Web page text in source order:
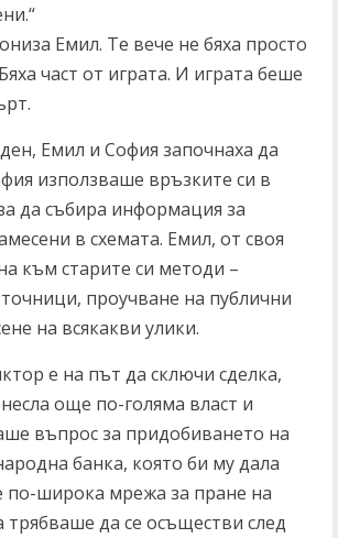
Емил. Те вече не бяха просто
част от играта. И играта беше
Емил и София започнаха да
използваше връзките си в
да събира информация за
в схемата. Емил, от своя
към старите си методи –
проучване на публични
на всякакви улики.
е на път да сключи сделка,
още по-голяма власт и
въпрос за придобиването на
банка, която би му дала
широка мрежа за пране на
трябваше да се осъществи след